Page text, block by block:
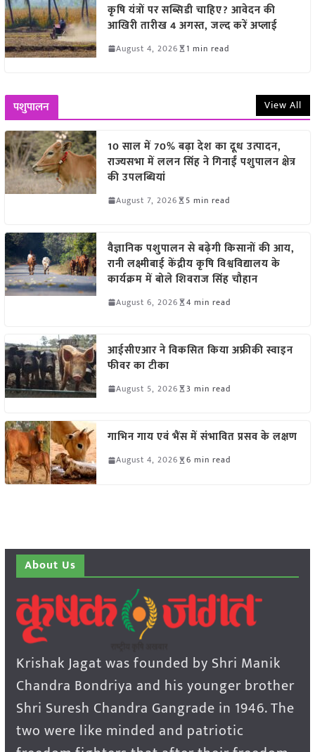
कृषि यंत्रों पर सब्सिडी चाहिए? आवेदन की
आखिरी तारीख 4 अगस्त, जल्द करें अप्लाई
August 4, 2026 1 min read
पशुपालन View All
10 साल में 70% बढ़ा देश का दूध उत्पादन,
राज्यसभा में ललन सिंह ने गिनाईं पशुपालन क्षेत्र
की उपलब्धियां
August 7, 2026 5 min read
वैज्ञानिक पशुपालन से बढ़ेगी किसानों की आय,
रानी लक्ष्मीबाई केंद्रीय कृषि विश्वविद्यालय के
कार्यक्रम में बोले शिवराज सिंह चौहान
August 6, 2026 4 min read
आईसीएआर ने विकसित किया अफ्रीकी स्वाइन
फीवर का टीका
August 5, 2026 3 min read
गाभिन गाय एवं भैंस में संभावित प्रसव के लक्षण
August 4, 2026 6 min read
About Us
Krishak Jagat was founded by Shri Manik
Chandra Bondriya and his younger brother
Shri Suresh Chandra Gangrade in 1946. The
two were like minded and patriotic